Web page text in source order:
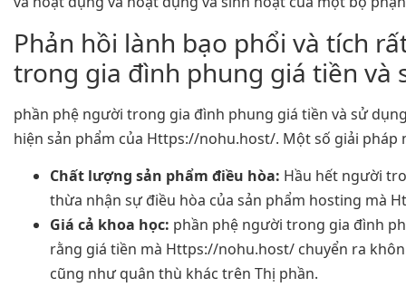
Phản hồi lành bạo phổi và tích
trong gia đình phung giá tiền và
phần phệ người trong gia đình phung giá tiền và sử
hiện sản phẩm của Https://nohu.host/. Một số giải pháp
Chất lượng sản phẩm điều hòa: Hầu hết người
thừa nhận sự điều hòa của sản phẩm hosting mà
Giá cả khoa học: phần phệ người trong gia đình
rằng giá tiền mà Https://nohu.host/ chuyển ra
cũng như quân thù khác trên Thị phần.